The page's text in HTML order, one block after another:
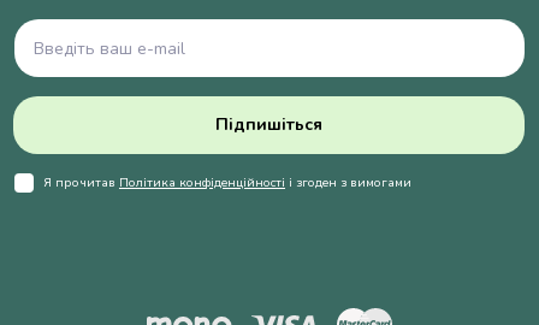
Підпишіться
Я прочитав Політика конфіденційності і згоден з вимогами